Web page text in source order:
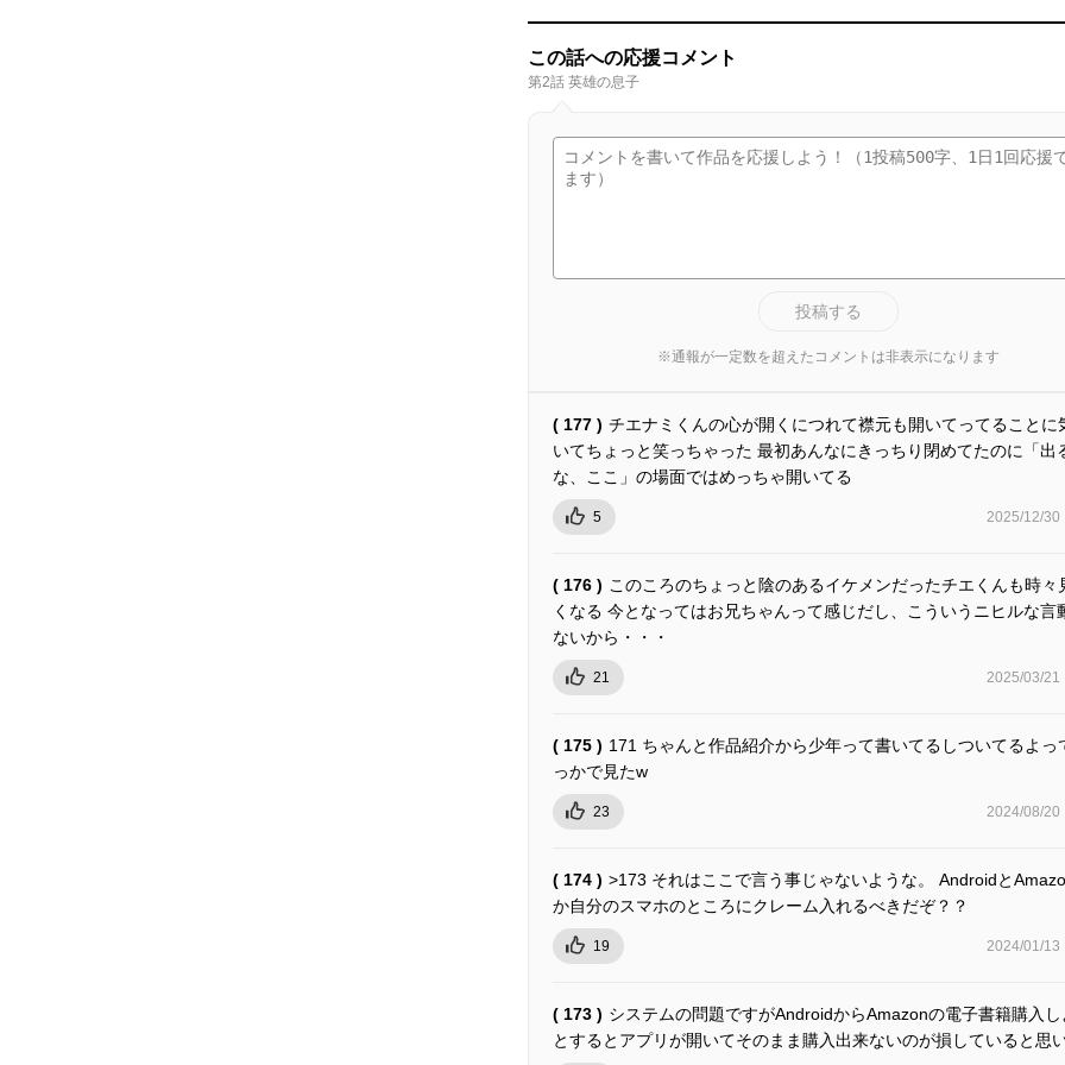
この話への応援コメント
第2話 英雄の息子
投稿する
※通報が一定数を超えたコメントは非表示になります
( 177 ) チエナミくんの心が開くにつれて襟元も開いてってることに
いてちょっと笑っちゃった 最初あんなにきっちり閉めてたのに「出
な、ここ」の場面ではめっちゃ開いてる
5 2025/12/30
( 176 ) このころのちょっと陰のあるイケメンだったチエくんも時々
くなる 今となってはお兄ちゃんって感じだし、こういうニヒルな言
ないから・・・
21 2025/03/21
( 175 ) 171 ちゃんと作品紹介から少年って書いてるしついてるよっ
っかで見たw
23 2024/08/20
( 174 ) >173 それはここで言う事じゃないような。 Androidと
か自分のスマホのところにクレーム入れるべきだぞ？？
19 2024/01/13
( 173 ) システムの問題ですがAndroidからAmazonの電子書籍購入し
とするとアプリが開いてそのまま購入出来ないのが損していると思